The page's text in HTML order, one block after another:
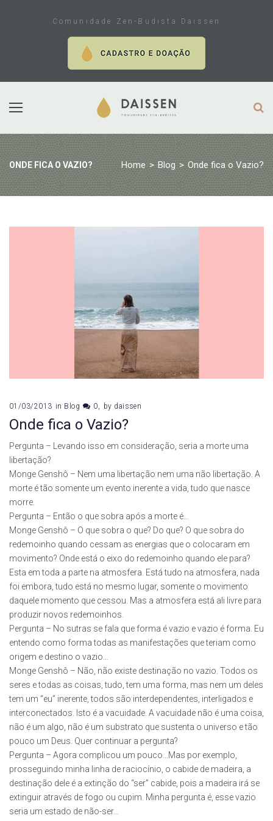
Comunidade Zen-Budista Daissen
ONDE FICA O VAZIO? Home > Blog > Onde fica o Vazio?
01/03/2013 in Blog 0 by daissen
Onde fica o Vazio?
Pergunta – Levando isso em consideração, seria a morte uma
libertação?
Monge Genshô – Nem uma libertação nem uma não libertação. A
morte é tão somente um evento inerente a vida, tudo que nasce
morre.
Pergunta – Então o que sobra após a morte é…
Monge Genshô – O que sobra o que? Do que? O que sobra do
redemoinho quando cessam as energias que o colocaram em
movimento? Onde está o eixo do redemoinho quando ele para?
Esta em toda a parte na atmosfera. Está tudo na atmosfera, nada
foi embora, tudo está no mesmo lugar, somente o movimento
daquele momento que cessou. Mas a atmosfera está ali livre para
produzir novos redemoinhos.
Pergunta – No sutras se fala que forma é vazio e vazio é forma. Eu
entendo como forma todas as manifestações que teriam como
origem e destino o vazio…
Monge Genshô – Não, não existe destinação no vazio. Todos os
seres e todas as coisas, tudo, tem uma forma, mas nem um deles
tem um “eu” inerente, todos são interdependentes, interligados e
interconectados. Isto é a vacuidade. A vacuidade não é uma coisa,
não é um algo, não é um substrato que sustenta o universo e tão
pouco um Deus. Quer continuar a pergunta?
Pergunta – Agora complicou um pouco…Mas por exemplo,
prosseguindo minha linha de raciocínio, o cabide de madeira, a
destinação dele é a extinção do “ser” cabide, pois a madeira irá se
extinguir através de fogo ou cupim. Minha pergunta é, esse vazio
seria um estado de não-ser…